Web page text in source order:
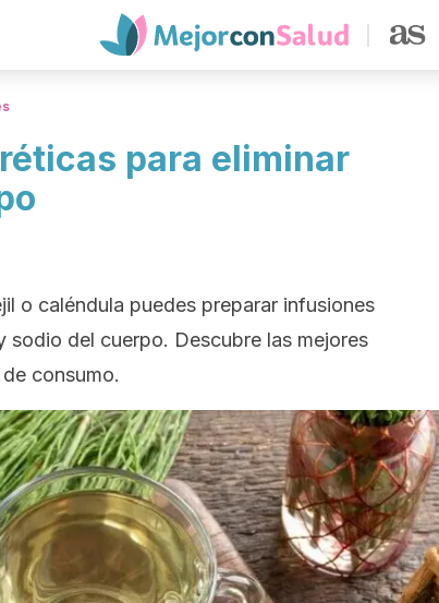
para eliminar
o caléndula puedes preparar infusiones
sodio del cuerpo. Descubre las mejores
consumo.